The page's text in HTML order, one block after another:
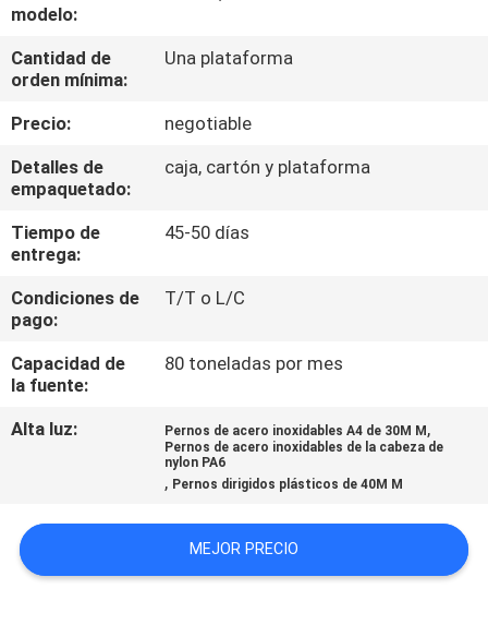
CONTROL
CALIDAD
ÉNTRENOS
EN
CONTACTO
CON
PIDA
UNA
MAPA
DEL
modelo:
Cantidad de
orden mínima:
Una plataforma
Precio:
negotiable
Detalles de
empaquetado:
caja, cartón y plataforma
Tiempo de
entrega:
45-50 días
Condiciones de
pago:
T/T o L/C
Capacidad de
la fuente:
80 toneladas por mes
Alta luz: Pernos de acero inoxidables A4 de 30M M ,
Pernos de acero inoxidables de la cabeza de
nylon PA6
, Pernos dirigidos plásticos de 40M M
MEJOR PRECIO